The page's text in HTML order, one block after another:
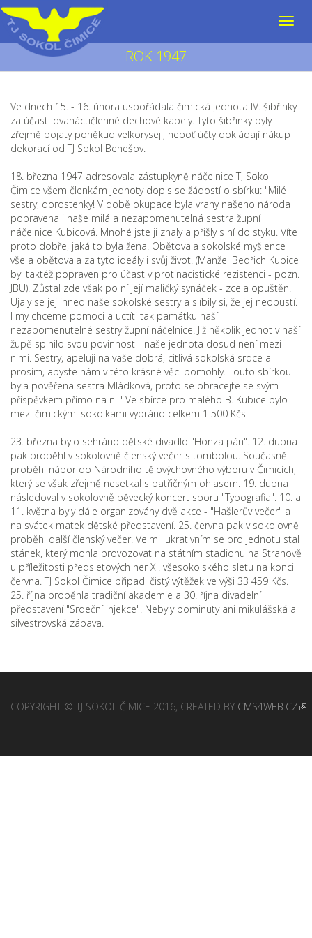
ROK 1947
Ve dnech 15. - 16. února uspořádala čimická jednota IV. šibřinky
za účasti dvanáctičlenné dechové kapely. Tyto šibřinky byly
zřejmě pojaty poněkud velkoryseji, neboť účty dokládají nákup
dekorací od TJ Sokol Benešov.
18. března 1947 adresovala zástupkyně náčelnice TJ Sokol
Čimice všem členkám jednoty dopis se žádostí o sbírku: "Milé
sestry, dorostenky! V době okupace byla vrahy našeho národa
popravena i naše milá a nezapomenutelná sestra župní
náčelnice Kubicová. Mnohé jste ji znaly a přišly s ní do styku. Víte
proto dobře, jaká to byla žena. Obětovala sokolské myšlence
vše a obětovala za tyto ideály i svůj život. (Manžel Bedřich Kubice
byl taktéž popraven pro účast v protinacistické rezistenci - pozn.
JBU). Zůstal zde však po ní její maličký synáček - zcela opuštěn.
Ujaly se jej ihned naše sokolské sestry a slíbily si, že jej neopustí.
I my chceme pomoci a uctíti tak památku naší
nezapomenutelné sestry župní náčelnice. Již několik jednot v naší
župě splnilo svou povinnost - naše jednota dosud není mezi
nimi. Sestry, apeluji na vaše dobrá, citlivá sokolská srdce a
prosím, abyste nám v této krásné věci pomohly. Touto sbírkou
byla pověřena sestra Mládková, proto se obracejte se svým
příspěvkem přímo na ni." Ve sbírce pro malého B. Kubice bylo
mezi čimickými sokolkami vybráno celkem 1 500 Kčs.
23. března bylo sehráno dětské divadlo "Honza pán". 12. dubna
pak proběhl v sokolovně členský večer s tombolou. Současně
proběhl nábor do Národního tělovýchovného výboru v Čimicích,
který se však zřejmě nesetkal s patřičným ohlasem. 19. dubna
následoval v sokolovně pěvecký koncert sboru "Typografia". 10. a
11. května byly dále organizovány dvě akce - "Hašlerův večer" a
na svátek matek dětské představení. 25. června pak v sokolovně
proběhl další členský večer. Velmi lukrativním se pro jednotu stal
stánek, který mohla provozovat na státním stadionu na Strahově
u příležitosti předsletových her XI. všesokolského sletu na konci
června. TJ Sokol Čimice připadl čistý výtěžek ve výši 33 459 Kčs.
25. října proběhla tradiční akademie a 30. října divadelní
představení "Srdeční injekce". Nebyly pominuty ani mikulášská a
silvestrovská zábava.
COPYRIGHT © TJ SOKOL ČIMICE 2016, CREATED BY CMS4WEB.CZ